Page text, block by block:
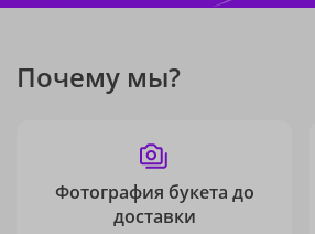
Почему мы?
Фотография букета до
доставки